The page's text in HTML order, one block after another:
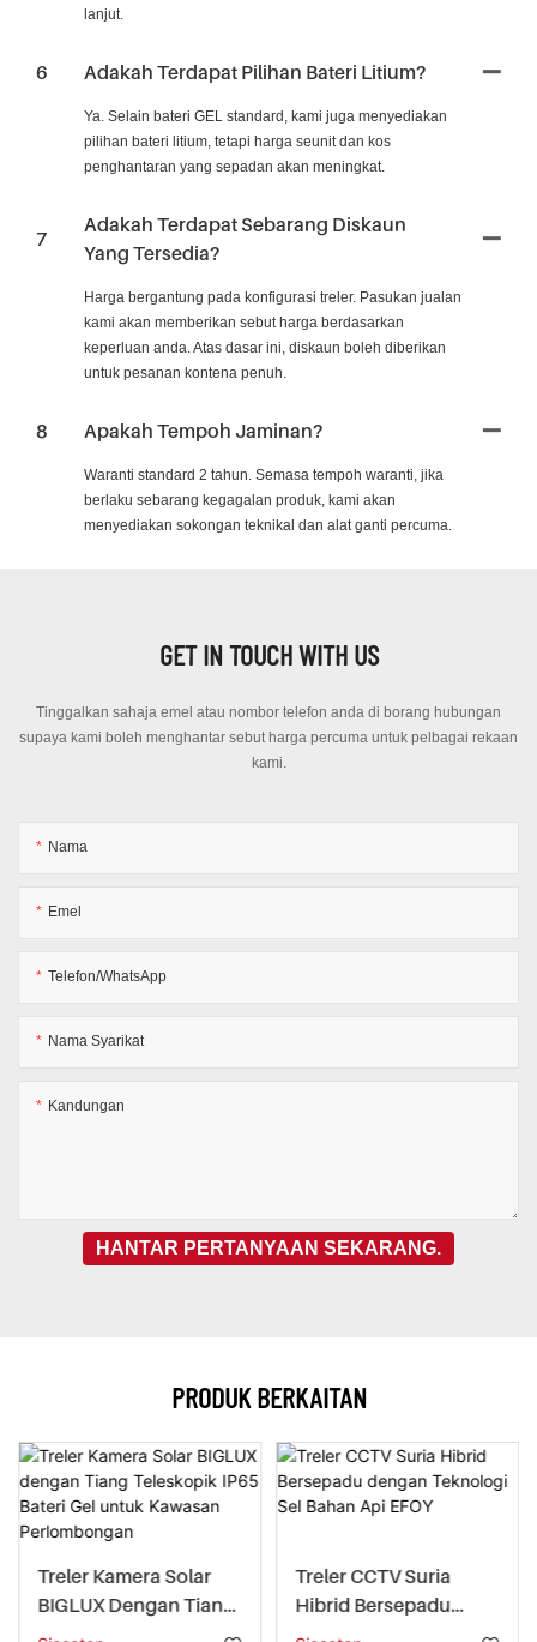
lanjut.
6 Adakah Terdapat Pilihan Bateri Litium?
Ya. Selain bateri GEL standard, kami juga menyediakan
pilihan bateri litium, tetapi harga seunit dan kos
penghantaran yang sepadan akan meningkat.
7
Adakah Terdapat Sebarang Diskaun
Yang Tersedia?
Harga bergantung pada konfigurasi treler. Pasukan jualan
kami akan memberikan sebut harga berdasarkan
keperluan anda. Atas dasar ini, diskaun boleh diberikan
untuk pesanan kontena penuh.
8 Apakah Tempoh Jaminan?
Waranti standard 2 tahun. Semasa tempoh waranti, jika
berlaku sebarang kegagalan produk, kami akan
menyediakan sokongan teknikal dan alat ganti percuma.
GET IN TOUCH WITH US
Tinggalkan sahaja emel atau nombor telefon anda di borang hubungan
supaya kami boleh menghantar sebut harga percuma untuk pelbagai rekaan
kami.
Nama
Emel
Telefon/WhatsApp
Nama Syarikat
Kandungan
HANTAR PERTANYAAN SEKARANG.
PRODUK BERKAITAN
Treler Kamera Solar
BIGLUX Dengan Tiang
Teleskopik IP65 Bateri
Treler CCTV Suria
Hibrid Bersepadu
Dengan Teknologi Sel